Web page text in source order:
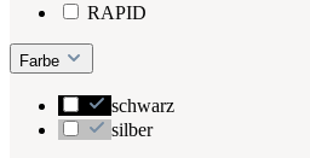
RAPID
Farbe
schwarz
silber